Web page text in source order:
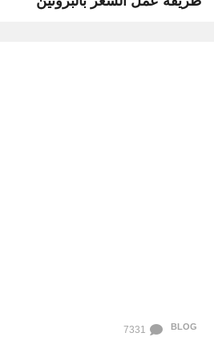
BLOG
7331